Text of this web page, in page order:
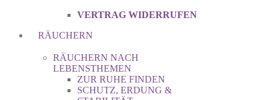
VERTRAG WIDERRUFEN
RÄUCHERN
RÄUCHERN NACH
LEBENSTHEMEN
ZUR RUHE FINDEN
SCHUTZ, ERDUNG &